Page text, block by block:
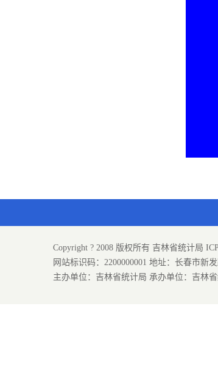
Copyright ? 2008 版权所有 吉林省统计局
网站标识码：2200000001 地址：长春市新
主办单位：吉林省统计局 承办单位：吉林